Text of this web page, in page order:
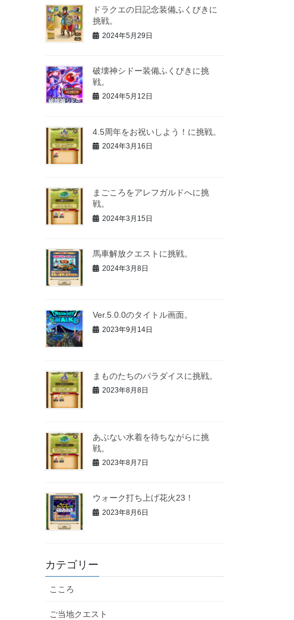
ドラクエの日記念装備ふくびきに
挑戦。
2024年5月29日
破壊神シドー装備ふくびきに挑
戦。
2024年5月12日
4.5周年をお祝いしよう！に挑戦。
2024年3月16日
まごころをアレフガルドへに挑
戦。
2024年3月15日
馬車解放クエストに挑戦。
2024年3月8日
Ver.5.0.0のタイトル画面。
2023年9月14日
まものたちのパラダイスに挑戦。
2023年8月8日
あぶない水着を待ちながらに挑
戦。
2023年8月7日
ウォーク打ち上げ花火23！
2023年8月6日
カテゴリー
こころ
ご当地クエスト